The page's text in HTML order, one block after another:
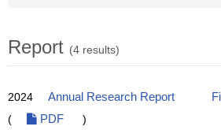
Report (4 results)
2024 Annual Research Report
(
PDF )